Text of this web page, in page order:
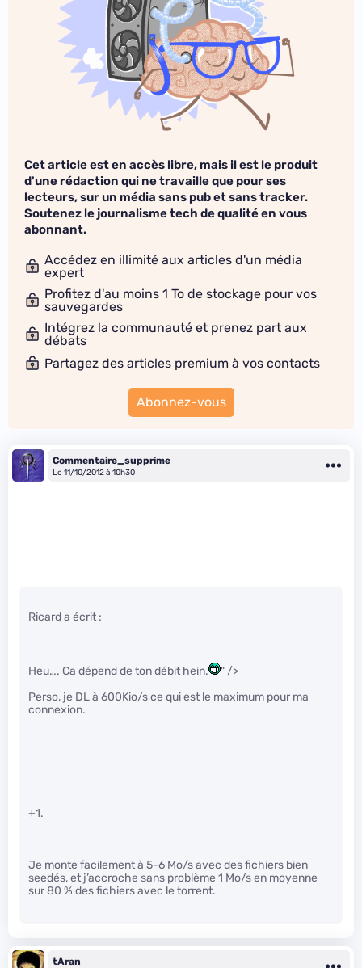
Cet article est en accès libre, mais il est le produit
d'une rédaction qui ne travaille que pour ses
lecteurs, sur un média sans pub et sans tracker.
Soutenez le journalisme tech de qualité en vous
abonnant.
Accédez en illimité aux articles d'un média
expert
Profitez d'au moins 1 To de stockage pour vos
sauvegardes
Intégrez la communauté et prenez part aux
débats
Partagez des articles premium à vos contacts
Abonnez-vous
Commentaire_supprime
Le 11/10/2012 à 10h30
Ricard a écrit :
Heu…. Ca dépend de ton débit hein.
" />
Perso, je DL à 600Kio/s ce qui est le maximum pour ma
connexion.
+1.
Je monte facilement à 5-6 Mo/s avec des fichiers bien
seedés, et j’accroche sans problème 1 Mo/s en moyenne
sur 80 % des fichiers avec le torrent.
tAran